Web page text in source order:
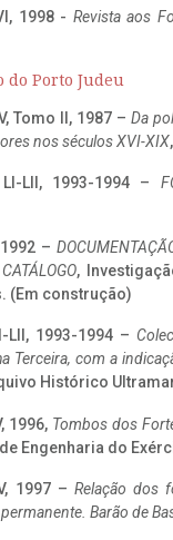
1998 - Revista aos
do Porto Judeu
Tomo II, 1987 – Da
nos séculos XVI-XIX
LII, 1993-1994 –
–
,
(Em construção)
LII, 1993-1994 –
Terceira, com a
Histórico
1996, Tombos dos
Engenharia do
1997 – Relação dos
Barão de